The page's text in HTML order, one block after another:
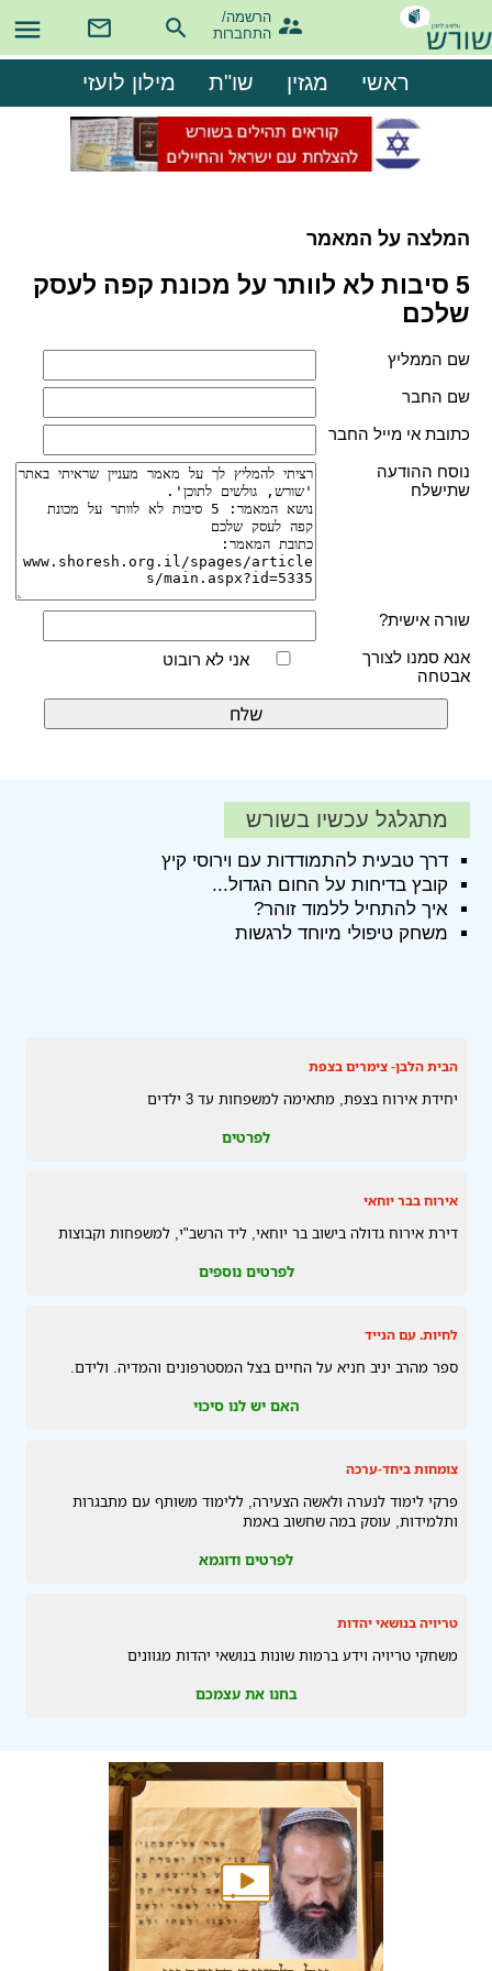

הרשמה/
התחברות
ראשי מגזין שו"ת מילון לועזי
המלצה על המאמר
5 סיבות לא לוותר על מכונת קפה לעסק
שלכם
שם הממליץ
שם החבר
כתובת אי מייל החבר
נוסח ההודעה
שתישלח
שורה אישית?
אנא סמנו לצורך
אבטחה
אני לא רובוט
מתגלגל עכשיו בשורש
דרך טבעית להתמודדות עם וירוסי קיץ
קובץ בדיחות על החום הגדול...
איך להתחיל ללמוד זוהר?
משחק טיפולי מיוחד לרגשות
הבית הלבן- צימרים בצפת
יחידת אירוח בצפת, מתאימה למשפחות עד 3 ילדים
לפרטים
אירוח בבר יוחאי
דירת אירוח גדולה בישוב בר יוחאי, ליד הרשב"י, למשפחות וקבוצות
לפרטים נוספים
לחיות. עם הנייד
ספר מהרב יניב חניא על החיים בצל המסטרפונים והמדיה. ולידם.
האם יש לנו סיכוי
צומחות ביחד-ערכה
פרקי לימוד לנערה ולאשה הצעירה, ללימוד משותף עם מתבגרות
ותלמידות, עוסק במה שחשוב באמת
לפרטים ודוגמא
טריויה בנושאי יהדות
משחקי טריויה וידע ברמות שונות בנושאי יהדות מגוונים
בחנו את עצמכם